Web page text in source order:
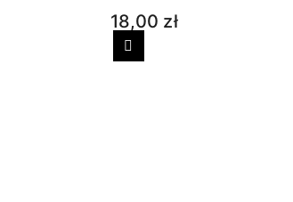
18,00 zł
Poprzedni